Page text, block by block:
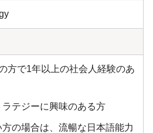
方で1年以上の社会人経験のあ
テジーに興味のある方
の場合は、流暢な日本語能力